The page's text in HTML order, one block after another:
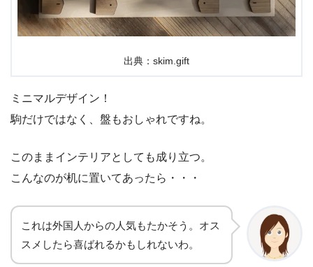
出典：skim.gift
ミニマルデザイン！
駒だけではなく、盤もおしゃれですね。
このままインテリアとしても成り立つ。
こんなのが机に置いてあったら・・・
これは外国人からの人気もたかそう。オス
スメしたら喜ばれるかもしれないわ。